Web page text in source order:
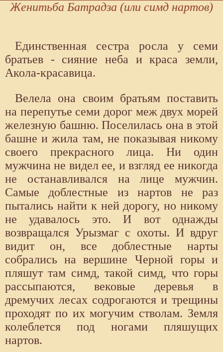
Женитьба Батрадза (или симд нартов)
Единственная сестра росла у семи
братьев - сияние неба и краса земли,
Акола-красавица.
Велела она своим братьям поставить
на перепутье семи дорог меж двух морей
железную башню. Поселилась она в этой
башне и жила там, не показывая никому
своего прекрасного лица. Ни один
мужчина не видел ее, и взгляд ее никогда
не останавливался на лице мужчин.
Самые доблестные из нартов не раз
пытались найти к ней дорогу, но никому
не удавалось это. И вот однажды
возвращался Урызмаг с охоты. И вдруг
видит он, все доблестные нарты
собрались на вершине Черной горы и
пляшут там симд, такой симд, что горы
рассыпаются, вековые деревья в
дремучих лесах содрогаются и трещины
проходят по их могучим стволам. Земля
колеблется под ногами пляшущих
нартов.